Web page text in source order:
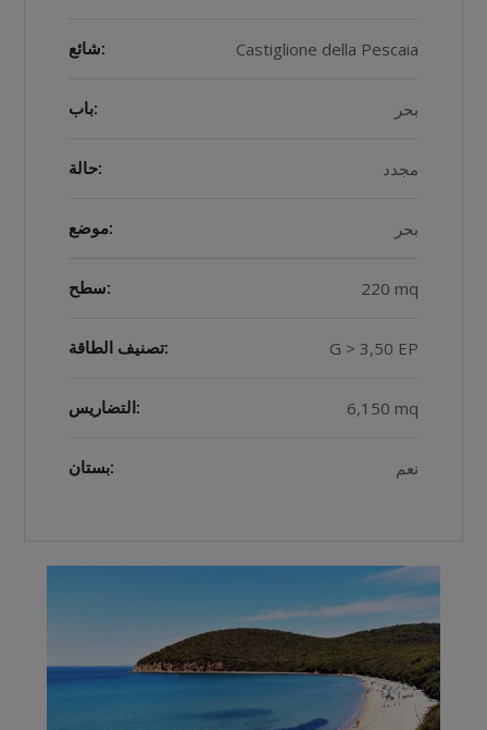
شائع: Castiglione della Pescaia
باب: بحر
حالة: مجدد
موضع: بحر
سطح: 220 mq
تصنيف الطاقة: G > 3,50 EP
التضاريس: 6,150 mq
بستان: نعم